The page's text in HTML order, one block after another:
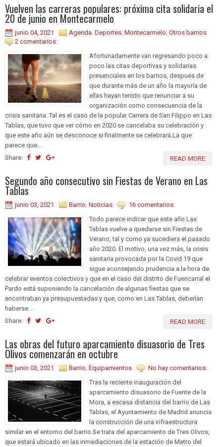
Vuelven las carreras populares: próxima cita solidaria el
20 de junio en Montecarmelo
junio 04, 2021 Agenda Deportes Montecarmelo Otros barrios
2 comentarios:
Afortunadamente van regresando poco a
poco las citas deportivas y solidarias
presenciales en los barrios, después de
que durante más de un año la mayoría de
ellas hayan tenido que renunciar a su
organización como consecuencia de la
crisis sanitaria. Tal es el caso de la popular Carrera de San Filippo en Las
Tablas, que tuvo que ver cómo en 2020 se cancelaba su celebración y
que este año aún se desconoce si finalmente se celebrará.La que
parece que...
Share:
READ MORE
Segundo año consecutivo sin Fiestas de Verano en Las
Tablas
junio 03, 2021 Barrio Noticias
16 comentarios:
Todo parece indicar que este año Las
Tablas vuelve a quedarse sin Fiestas de
Verano, tal y como ya sucediera el pasado
año 2020. El motivo, una vez más, la crisis
sanitaria provocada por la Covid 19 que
sigue aconsejando prudencia a la hora de
celebrar eventos colectivos y que en el caso del distrito de Fuencarral el
Pardo está suponiendo la cancelación de algunas fiestas que se
encontraban ya presupuestadas y que, como en Las Tablas, deberían
haberse...
Share:
READ MORE
Las obras del futuro aparcamiento disuasorio de Tres
Olivos comenzarán en octubre
junio 03, 2021 Barrio Equipamientos
No hay comentarios:
Tras la reciente inauguración del
aparcamiento disuasorio de Fuente de la
Mora, a escasa distancia del barrio de Las
Tablas, el Ayuntamiento de Madrid anuncia
la construcción de una infraestructura
similar en el entorno del barrio.Se trata del aparcamiento de Tres Olivos,
que estará ubicado en las inmediaciones de la estación de Metro del